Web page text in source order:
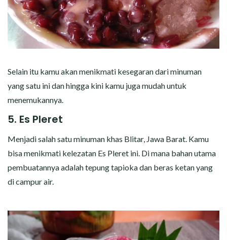
Selain itu kamu akan menikmati kesegaran dari minuman
yang satu ini dan hingga kini kamu juga mudah untuk
menemukannya.
5. Es Pleret
Menjadi salah satu minuman khas Blitar, Jawa Barat. Kamu
bisa menikmati kelezatan Es Pleret ini. Di mana bahan utama
pembuatannya adalah tepung tapioka dan beras ketan yang
di campur air.